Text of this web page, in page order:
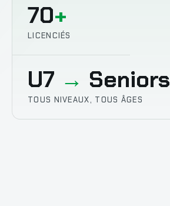
70+
LICENCIÉS
U7 → Seniors
TOUS NIVEAUX, TOUS ÂGES